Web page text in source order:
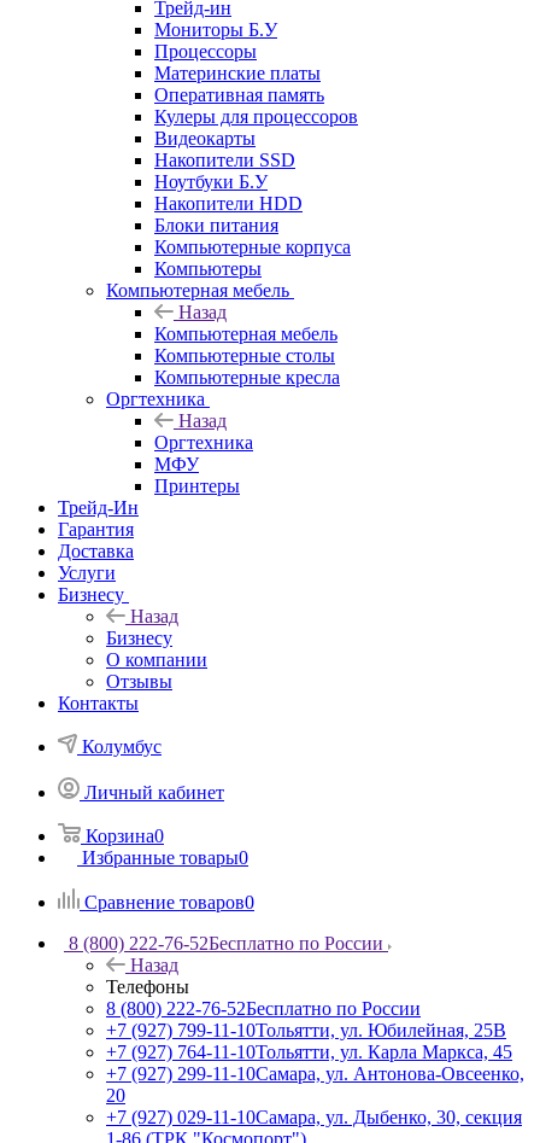
Трейд-ин
Мониторы Б.У
Процессоры
Материнские платы
Оперативная память
Кулеры для процессоров
Видеокарты
Накопители SSD
Ноутбуки Б.У
Накопители HDD
Блоки питания
Компьютерные корпуса
Компьютеры
Компьютерная мебель
Назад
Компьютерная мебель
Компьютерные столы
Компьютерные кресла
Оргтехника
Назад
Оргтехника
МФУ
Принтеры
Трейд-Ин
Гарантия
Доставка
Услуги
Бизнесу
Назад
Бизнесу
О компании
Отзывы
Контакты
Колумбус
Личный кабинет
Корзина0
Избранные товары0
Сравнение товаров0
8 (800) 222-76-52Бесплатно по России
Назад
Телефоны
8 (800) 222-76-52Бесплатно по России
+7 (927) 799-11-10Тольятти, ул. Юбилейная, 25В
+7 (927) 764-11-10Тольятти, ул. Карла Маркса, 45
+7 (927) 299-11-10Самара, ул. Антонова-Овсеенко,
20
+7 (927) 029-11-10Самара, ул. Дыбенко, 30, секция
1-86 (ТРК "Космопорт")